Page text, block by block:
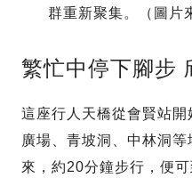
群重新聚集。（圖片
繁忙中停下腳步
這座行人天橋從會賢站
廣場、青坡洞、中林洞
來，約20分鐘步行，便